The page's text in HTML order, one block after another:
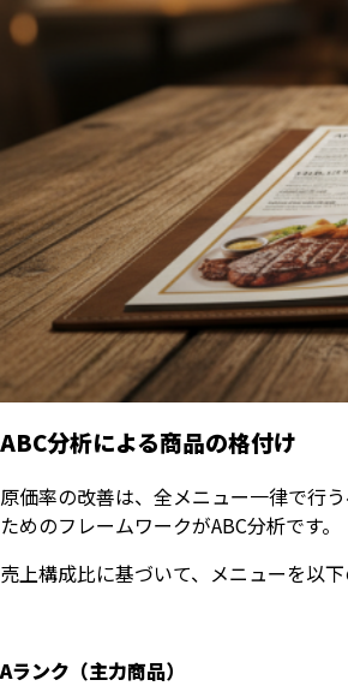
ABC分析による商品の格付け
原価率の改善は、全メニュー一律で行
ためのフレームワークがABC分析です。
売上構成比に基づいて、メニューを以
Aランク（主力商品）